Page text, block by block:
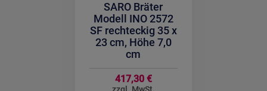
SARO Bräter
Modell INO 2572
SF rechteckig 35 x
23 cm, Höhe 7,0
cm
417,30 €